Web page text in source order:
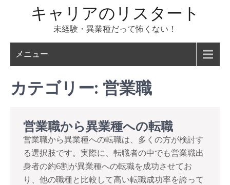
キャリアのリスタート
未経験・異業種だって怖くない！
メニュー
カテゴリー: 営業職
営業職から異業種への転職
営業職から異業種への転職は、多くの方が検討す
る選択肢です。実際に、転職者の中でも営業職出
身者の約6割が異業種への転職を成功させてお
り、他の職種と比較して高い転職成功率を誇って